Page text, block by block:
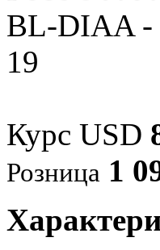
Курс USD
Розница 1